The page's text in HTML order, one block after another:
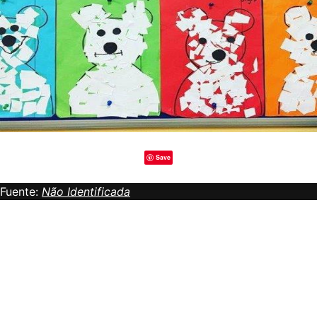
Save
Fuente: Não Identificada